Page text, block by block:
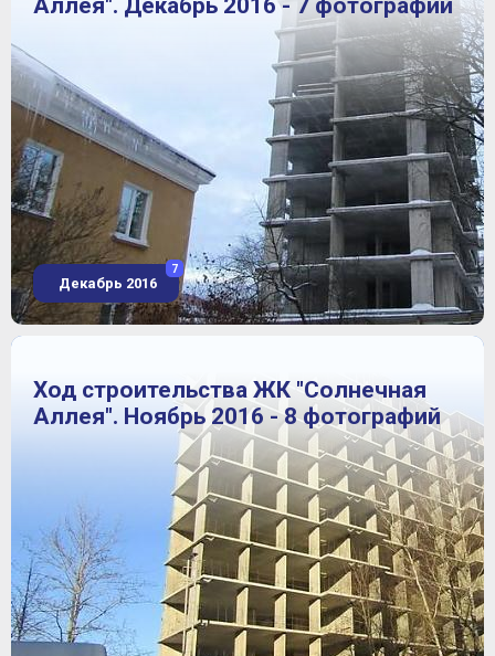
Аллея". Декабрь 2016 - 7 фотографий
Декабрь 2016
7
Ход строительства ЖК "Солнечная
Аллея". Ноябрь 2016 - 8 фотографий